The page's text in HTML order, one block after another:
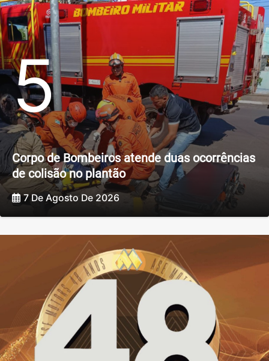
5
Corpo de Bombeiros atende duas ocorrências
de colisão no plantão
7 De Agosto De 2026